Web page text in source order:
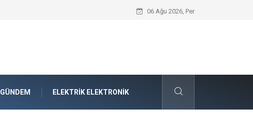
Interior Designers Modern Trendleri
06 Ağu 2026, Per
GÜNDEM ELEKTRIK ELEKTRONIK